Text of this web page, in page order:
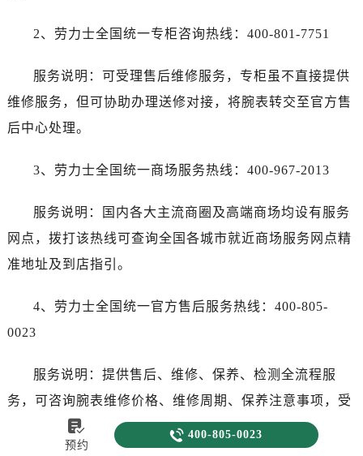
2、劳力士全国统一专柜咨询热线：400-801-7751
服务说明：可受理售后维修服务，专柜虽不直接提供
维修服务，但可协助办理送修对接，将腕表转交至官方售
后中心处理。
3、劳力士全国统一商场服务热线：400-967-2013
服务说明：国内各大主流商圈及高端商场均设有服务
网点，拨打该热线可查询全国各城市就近商场服务网点精
准地址及到店指引。
4、劳力士全国统一官方售后服务热线：400-805-
0023
服务说明：提供售后、维修、保养、检测全流程服
务，可咨询腕表维修价格、维修周期、保养注意事项，受
理腕表故障反馈、送修预约，解答售后相关各类疑问，直
接对接官方售后中心，无需通过专柜中转，提升服务效

预约
 400-805-0023